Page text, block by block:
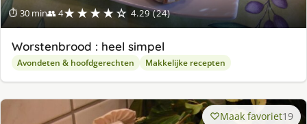
⏱ 30 min👥 4★★★★☆ 4.29 (24)
Worstenbrood : heel simpel
Avondeten & hoofdgerechten Makkelijke recepten
Maak favoriet19